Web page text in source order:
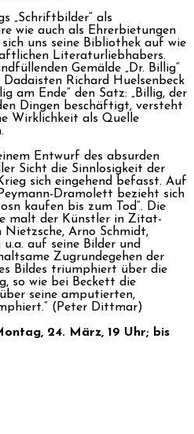
„Schriftbilder“ als
wie auch als Ehrerbietungen
uns seine Bibliothek auf wie
Literaturliebhabers.
Gemälde „Dr. Billig“
Richard Huelsenbeck
am Ende“ den Satz: „Billig, der
Dingen beschäftigt, versteht
Wirklichkeit als Quelle
Entwurf des absurden
Sicht die Sinnlosigkeit der
sich eingehend befasst. Auf
Dramolett bezieht sich
kaufen bis zum Tod“. Die
malt der Künstler in Zitat-
Nietzsche, Arno Schmidt,
auf seine Bilder und
Zugrundegehen der
Bildes triumphiert über die
so wie bei Beckett die
seine amputierten,
(Peter Dittmar)
24. März, 19 Uhr; bis